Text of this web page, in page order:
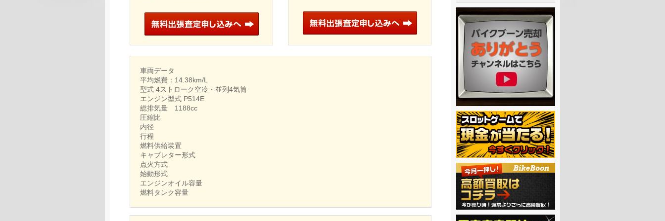
車両データ
平均燃費：14.38km/L
型式 4ストローク空冷・並列4気筒
エンジン型式 P514E
総排気量 1188cc
圧縮比
内径
行程
燃料供給装置
キャブレター形式
点火方式
始動形式
エンジンオイル容量
燃料タンク容量